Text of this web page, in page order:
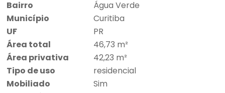
Bairro
Água Verde
Município
Curitiba
UF
PR
Área total
46,73 m²
Área privativa
42,23 m²
Tipo de uso
residencial
Mobiliado
Sim